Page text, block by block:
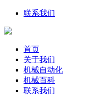
联系我们
首页
关于我们
机械自动化
机械百科
联系我们